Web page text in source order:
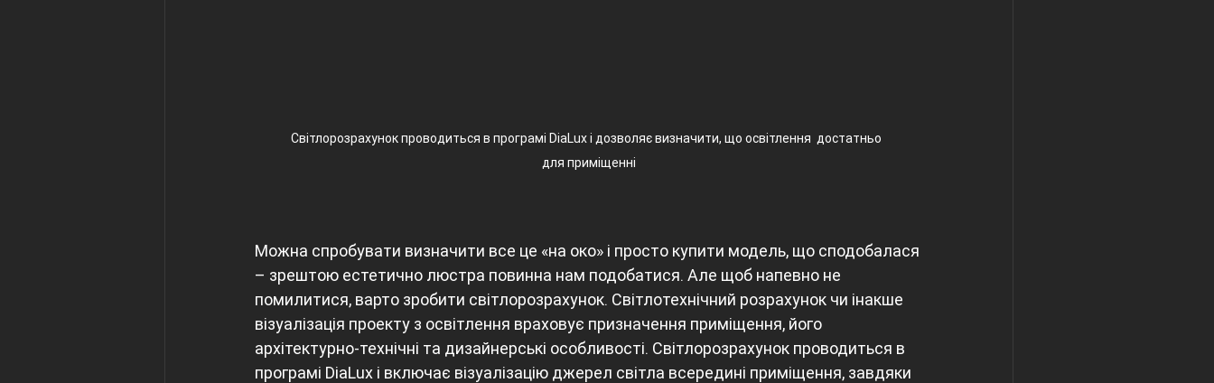
Світлорозрахунок проводиться в програмі DiaLux і дозволяє визначити, що освітлення  достатньо
для приміщенні
Можна спробувати визначити все це «на око» і просто купити модель, що сподобалася
– зрештою естетично люстра повинна нам подобатися. Але щоб напевно не
помилитися, варто зробити світлорозрахунок. Світлотехнічний розрахунок чи інакше
візуалізація проекту з освітлення враховує призначення приміщення, його
архітектурно-технічні та дизайнерські особливості. Світлорозрахунок проводиться в
програмі DiaLux і включає візуалізацію джерел світла всередині приміщення, завдяки